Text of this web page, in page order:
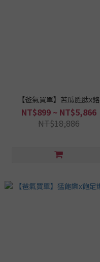
【爸氣買單】苦瓜胜肽x鉻
NT$899 ~ NT$5,866
NT$18,886